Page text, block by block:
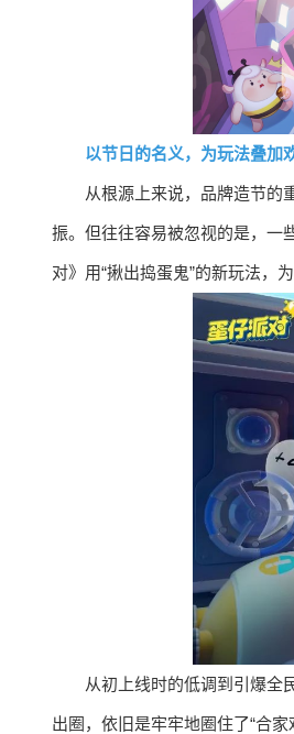
以节日的名义，为玩法叠加
从根源上来说，品牌造节的
振。但往往容易被忽视的是，一
对》用“揪出捣蛋鬼”的新玩法，
从初上线时的低调到引爆全
出圈，依旧是牢牢地圈住了“合家